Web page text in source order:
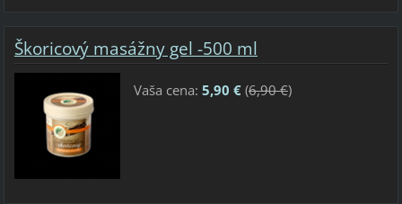
Škoricový masážny gel -500 ml
Vaša cena: 5,90 €(6,90 €)